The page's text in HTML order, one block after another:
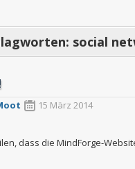
social
15 März 2014
dass die MindForge-